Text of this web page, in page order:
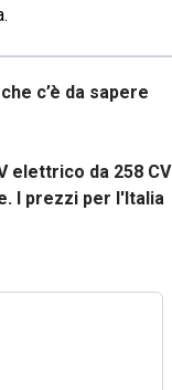
c’è da sapere
elettrico da 258 CV
I prezzi per l'Italia